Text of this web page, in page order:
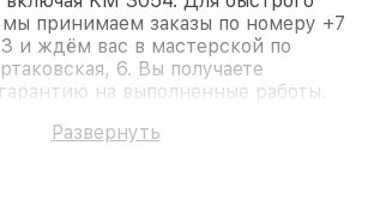
принимаем заказы по номеру +7
и ждём вас в мастерской по
6. Вы получаете
на выполненные работы.
Развернуть